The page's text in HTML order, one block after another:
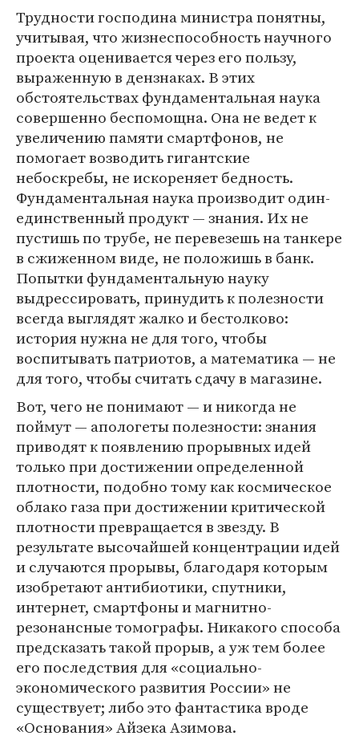
Трудности господина министра понятны,
учитывая, что жизнеспособность научного
проекта оценивается через его пользу,
выраженную в дензнаках. В этих
обстоятельствах фундаментальная наука
совершенно беспомощна. Она не ведет к
увеличению памяти смартфонов, не
помогает возводить гигантские
небоскребы, не искореняет бедность.
Фундаментальная наука производит один-
единственный продукт — знания. Их не
пустишь по трубе, не перевезешь на танкере
в сжиженном виде, не положишь в банк.
Попытки фундаментальную науку
выдрессировать, принудить к полезности
всегда выглядят жалко и бестолково:
история нужна не для того, чтобы
воспитывать патриотов, а математика — не
для того, чтобы считать сдачу в магазине.
Вот, чего не понимают — и никогда не
поймут — апологеты полезности: знания
приводят к появлению прорывных идей
только при достижении определенной
плотности, подобно тому как космическое
облако газа при достижении критической
плотности превращается в звезду. В
результате высочайшей концентрации идей
и случаются прорывы, благодаря которым
изобретают антибиотики, спутники,
интернет, смартфоны и магнитно-
резонансные томографы. Никакого способа
предсказать такой прорыв, а уж тем более
его последствия для «социально-
экономического развития России» не
существует; либо это фантастика вроде
«Основания» Айзека Азимова.